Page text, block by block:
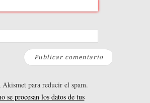
Akismet para reducir el spam.
se procesan los datos de tus